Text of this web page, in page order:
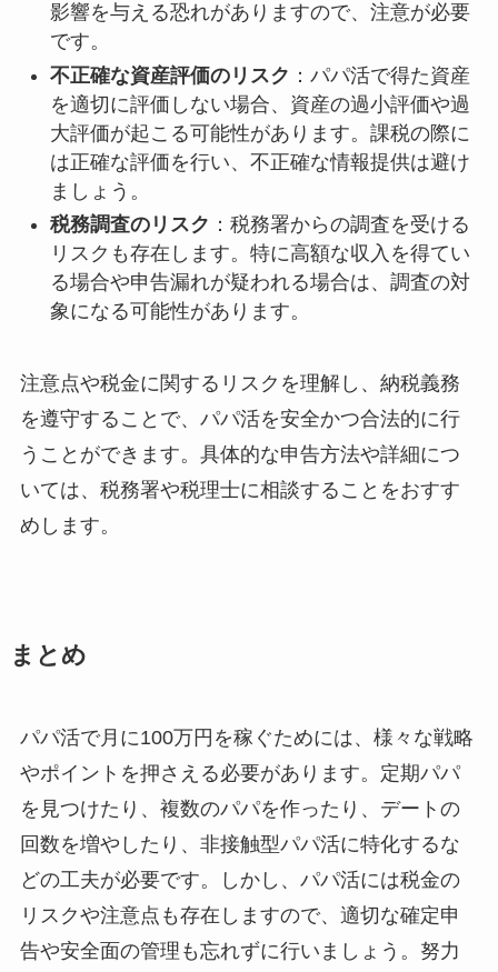
影響を与える恐れがありますので、注意が必要
です。
不正確な資産評価のリスク ：パパ活で得た資産
を適切に評価しない場合、資産の過小評価や過
大評価が起こる可能性があります。課税の際に
は正確な評価を行い、不正確な情報提供は避け
ましょう。
税務調査のリスク ：税務署からの調査を受ける
リスクも存在します。特に高額な収入を得てい
る場合や申告漏れが疑われる場合は、調査の対
象になる可能性があります。
注意点や税金に関するリスクを理解し、納税義務
を遵守することで、パパ活を安全かつ合法的に行
うことができます。具体的な申告方法や詳細につ
いては、税務署や税理士に相談することをおすす
めします。
まとめ
パパ活で月に100万円を稼ぐためには、様々な戦略
やポイントを押さえる必要があります。定期パパ
を見つけたり、複数のパパを作ったり、デートの
回数を増やしたり、非接触型パパ活に特化するな
どの工夫が必要です。しかし、パパ活には税金の
リスクや注意点も存在しますので、適切な確定申
告や安全面の管理も忘れずに行いましょう。努力